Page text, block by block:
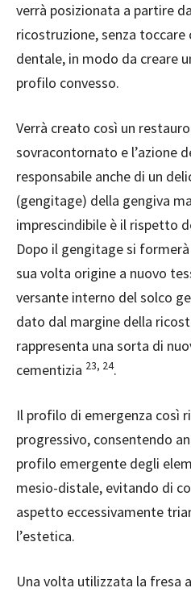
verrà posizionata a partire
ricostruzione, senza
dentale, in modo da creare
profilo convesso.
Verrà creato così un
sovracontornato e l’azione
responsabile anche di un
(gengitage) della gengiva
imprescindibile è il rispetto
Dopo il gengitage si
sua volta origine a nuovo
versante interno del solco
dato dal margine della
rappresenta una sorta di
cementizia 23, 24.
Il profilo di emergenza così
progressivo, consentendo
profilo emergente degli
mesio-distale, evitando di
aspetto eccessivamente
l’estetica.
Una volta utilizzata la fresa